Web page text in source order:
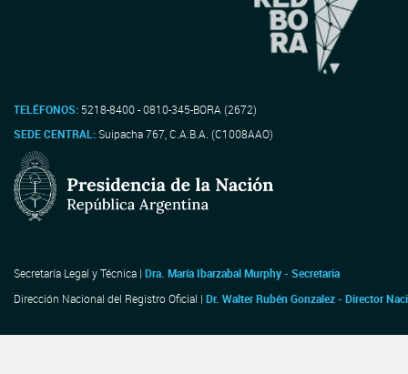
TELÉFONOS: 5218-8400 - 0810-345-BORA (2672)
SEDE CENTRAL:Suipacha 767, C.A.B.A. (C1008AAO)
Secretaría Legal y Técnica | Dra. María Ibarzabal Murphy - Secretaria
Dirección Nacional del Registro Oficial | Dr. Walter Rubén Gonzalez - Director